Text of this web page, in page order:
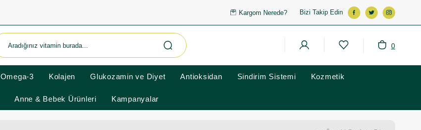
Kargom Nerede? Bizi Takip Edin
0
Omega-3 Kolajen Glukozamin ve Diyet Antioksidan Sindirim Sistemi Kozmetik
Anne & Bebek Ürünleri Kampanyalar